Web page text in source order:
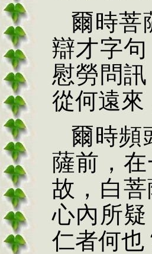
爾時菩
辯才字
慰勞問
從何遠來
爾時頻
薩前，
故，白
心內所
仁者何也